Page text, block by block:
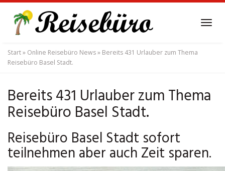
main
content
Start» Online Reisebüro News» Bereits 431 Urlauber zum Thema
Reisebüro Basel Stadt.
Bereits 431 Urlauber zum Thema
Reisebüro Basel Stadt.
Reisebüro Basel Stadt sofort
teilnehmen aber auch Zeit sparen.